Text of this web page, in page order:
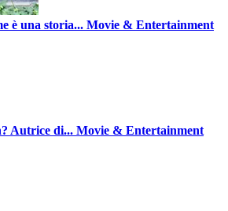
è una storia... Movie & Entertainment
Autrice di... Movie & Entertainment